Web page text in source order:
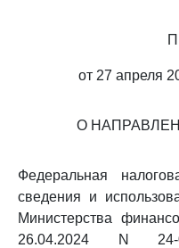
от 27 апреля
О
Федеральная
сведения и
Министерства
26.04.2024 N 24-